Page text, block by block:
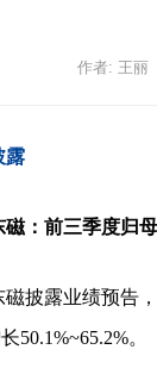
作者: 王丽
露
磁：前三季度归
磁披露业绩预告
50.1%~65.2%。